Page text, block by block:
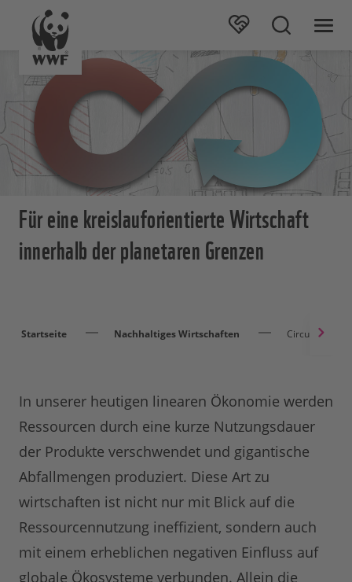
Für eine kreislauforientierte Wirtschaft
innerhalb der planetaren Grenzen
Startseite Nachhaltiges Wirtschaften Circular
In unserer heutigen linearen Ökonomie werden
Ressourcen durch eine kurze Nutzungsdauer
der Produkte verschwendet und gigantische
Abfallmengen produziert. Diese Art zu
wirtschaften ist nicht nur mit Blick auf die
Ressourcennutzung ineffizient, sondern auch
mit einem erheblichen negativen Einfluss auf
globale Ökosysteme verbunden. Allein die